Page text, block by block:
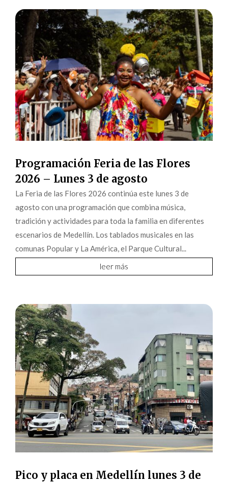
Programación Feria de las Flores
2026 – Lunes 3 de agosto
La Feria de las Flores 2026 continúa este lunes 3 de
agosto con una programación que combina música,
tradición y actividades para toda la familia en diferentes
escenarios de Medellín. Los tablados musicales en las
comunas Popular y La América, el Parque Cultural...
leer más
Pico y placa en Medellín lunes 3 de